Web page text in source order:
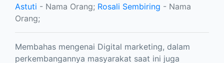
Astuti - Nama Orang; Rosali Sembiring - Nama
Orang;
Membahas mengenai Digital marketing, dalam
perkembangannya masyarakat saat ini juga